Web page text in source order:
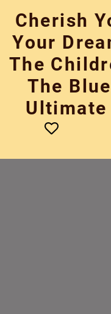
content
Cherish
Your
The
The
Ultimate